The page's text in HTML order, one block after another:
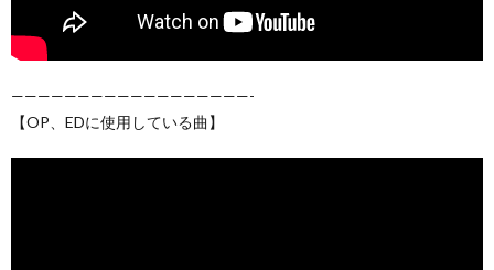
——————————————————-
【OP、EDに使用している曲】